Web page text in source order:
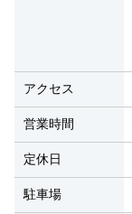
アクセス
営業時間
定休日
駐車場